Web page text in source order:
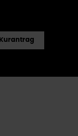
Kurantrag